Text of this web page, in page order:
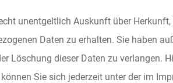
unentgeltlich Auskunft über
Daten zu erhalten. Sie haben
Löschung dieser Daten zu verlangen.
Sie sich jederzeit unter der im